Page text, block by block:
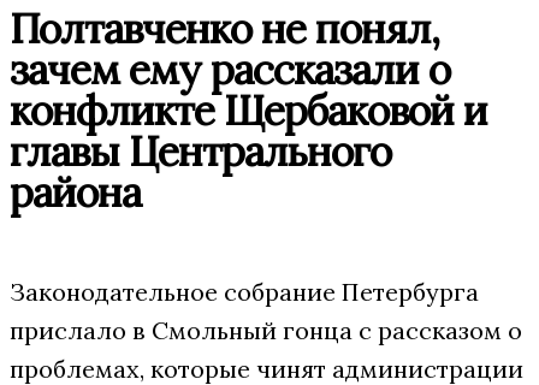
Полтавченко не понял,
зачем ему рассказали о
конфликте Щербаковой и
главы Центрального
района
Законодательное собрание Петербурга
прислало в Смольный гонца с рассказом о
проблемах, которые чинят администрации